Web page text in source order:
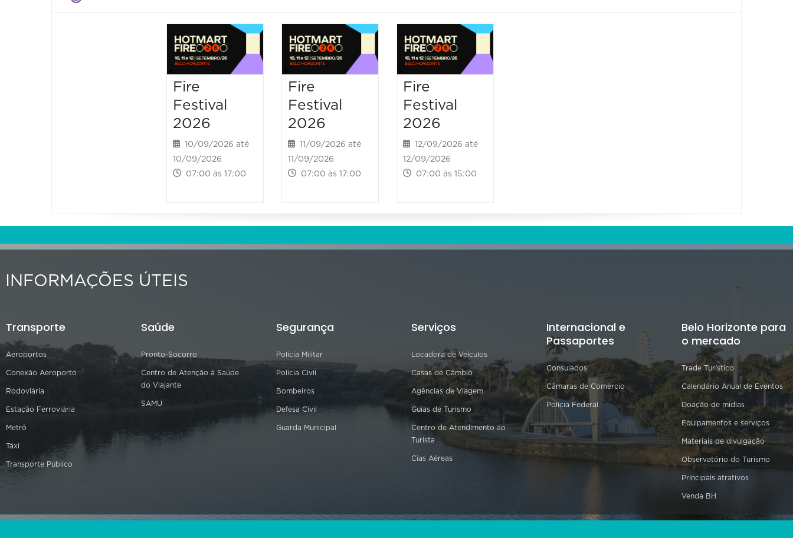
Fire
Festival
2026
10/09/2026 até
10/09/2026
07:00 às 17:00
Fire
Festival
2026
11/09/2026 até
11/09/2026
07:00 às 17:00
Fire
Festival
2026
12/09/2026 até
12/09/2026
07:00 às 15:00
INFORMAÇÕES ÚTEIS
Transporte
Aeroportos
Conexão Aeroporto
Rodoviária
Estação Ferroviária
Metrô
Táxi
Transporte Público
Saúde
Pronto-Socorro
Centro de Atenção à Saúde
do Viajante
SAMU
Segurança
Polícia Militar
Polícia Civil
Bombeiros
Defesa Civil
Guarda Municipal
Serviços
Locadora de Veículos
Casas de Câmbio
Agências de Viagem
Guias de Turismo
Centro de Atendimento ao
Turista
Cias Aéreas
Internacional e
Passaportes
Consulados
Câmaras de Comércio
Polícia Federal
Belo Horizonte para
o mercado
Trade Turístico
Calendário Anual de Eventos
Doação de mídias
Equipamentos e serviços
Materiais de divulgação
Observatório do Turismo
Principais atrativos
Venda BH